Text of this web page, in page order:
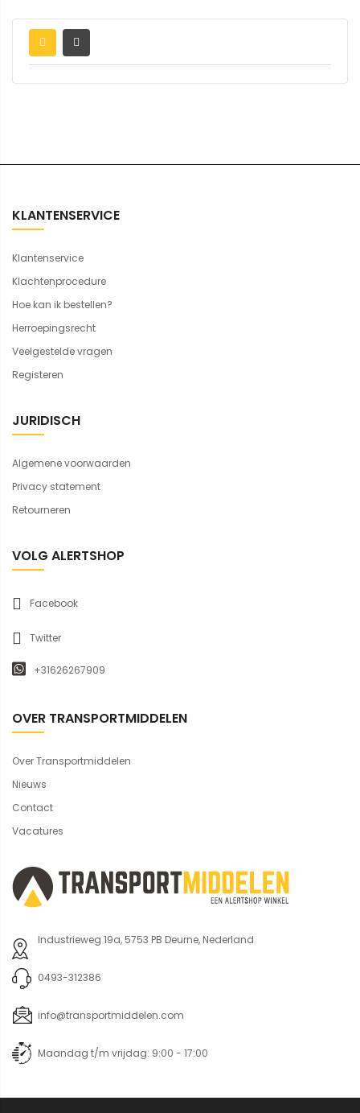
KLANTENSERVICE
Klantenservice
Klachtenprocedure
Hoe kan ik bestellen?
Herroepingsrecht
Veelgestelde vragen
Registeren
JURIDISCH
Algemene voorwaarden
Privacy statement
Retourneren
VOLG ALERTSHOP
Facebook
Twitter
+31626267909
OVER TRANSPORTMIDDELEN
Over Transportmiddelen
Nieuws
Contact
Vacatures
Industrieweg 19a, 5753 PB Deurne, Nederland
0493-312386
info@transportmiddelen.com
Maandag t/m vrijdag: 9:00 - 17:00